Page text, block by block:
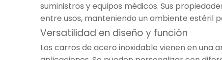
suministros y equipos médicos. Sus
entre usos, manteniendo un ambiente estéril
Versatilidad en diseño y función
Los carros de acero inoxidable vienen en una